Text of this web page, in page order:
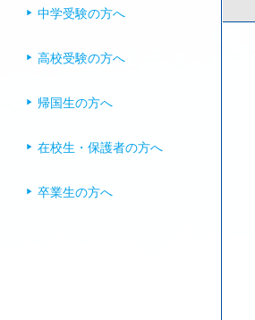
中学受験の方へ
高校受験の方へ
帰国生の方へ
在校生・保護者の方へ
卒業生の方へ